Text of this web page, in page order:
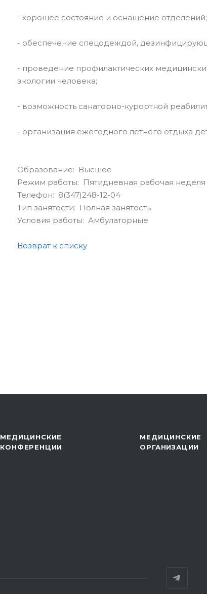
- хорошее состояние и оснащение отделений;
- обеспечение спецодеждой,
- проведение профилактических
экологии человека;
- возможность санаторно-курортной
- организация ежегодного летнего отдыха
Образование: Высшее
Режим работы: Пятидневная рабочая
Телефон: 8(347)248-12-04
Тип занятости: Полная занятость
Условия работы: Амбулаторные
Возврат к списку
МЕДИЦИНСКИЕ
КОНФЕРЕНЦИИ
МЕДИЦИНСКИЕ
ОРГАНИЗАЦИИ